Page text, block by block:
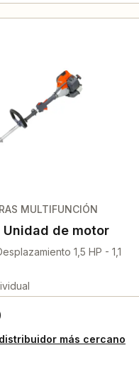
MULTIFUNCIÓN
Unidad de motor
1,5 HP - 1,1
más cercano